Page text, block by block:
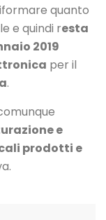
quanto
e quindi resta
2019
per il
.
e
prodotti e